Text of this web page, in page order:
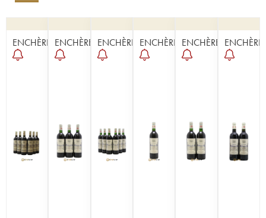
ENCHÈRE ENCHÈRE ENCHÈRE ENCHÈRE ENCHÈRE ENCHÈRE